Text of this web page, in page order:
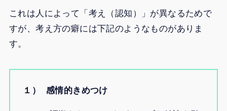
これは人によって「考え（認知）」が異なるためで
すが、考え方の癖には下記のようなものがありま
す。
１） 感情的きめつけ